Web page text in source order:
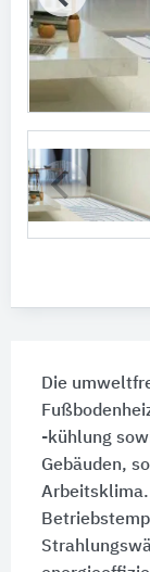
Die
-kühlung
Gebäuden,
Arbeitsklima.